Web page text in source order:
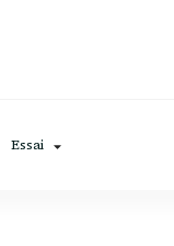
Essai